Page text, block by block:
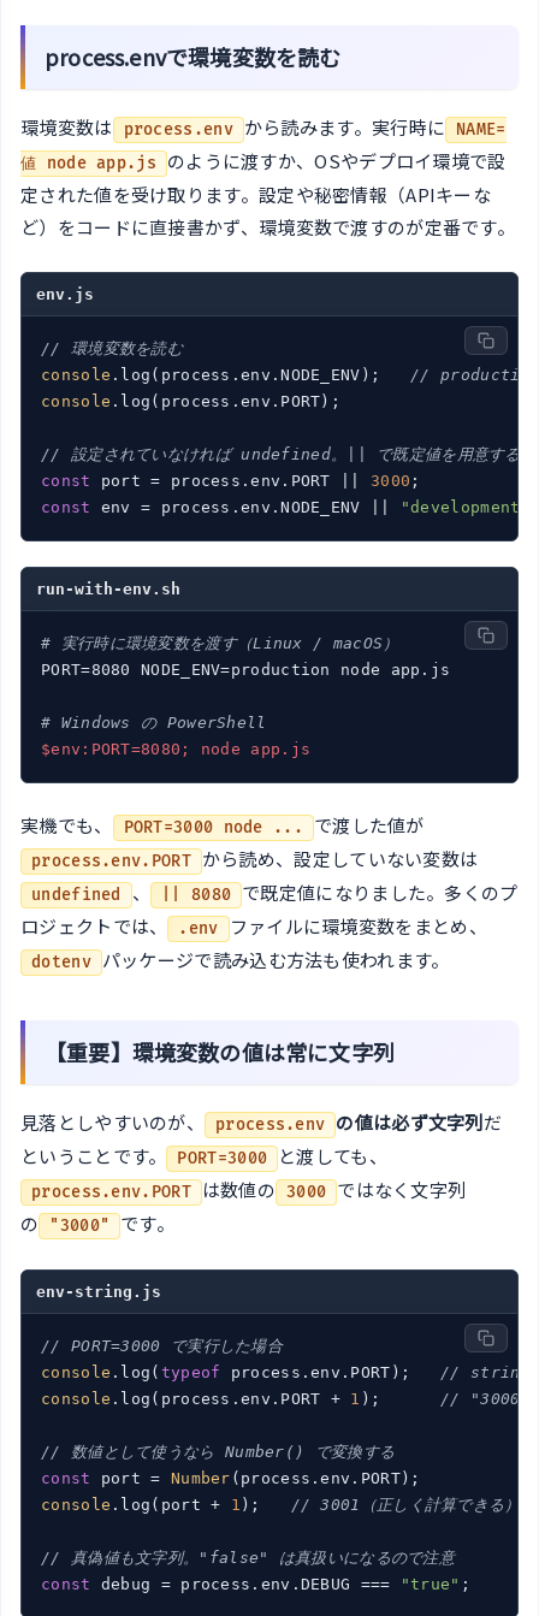
process.envで環境変数を読む
環境変数は process.env から読みます。実行時に
NAME=
値 node app.js
のように渡すか、OSやデプロイ環境で設
定された値を受け取ります。設定や秘密情報（APIキーな
ど）をコードに直接書かず、環境変数で渡すのが定番です。
env.js
// 環境変数を読む
console .log(process.env.NODE_ENV); // production
console .log(process.env.PORT);
// 設定されていなければ undefined。|| で既定値を用意するの
const port = process.env.PORT || 3000
const env = process.env.NODE_ENV || "development"
run-with-env.sh
# 実行時に環境変数を渡す（Linux / macOS）
PORT=8080 NODE_ENV=production node app.js
# Windows の PowerShell
$env:PORT=8080; node app.js
実機でも、 PORT=3000 node ... で渡した値が
process.env.PORT から読め、設定していない変数は
undefined 、 || 8080
で既定値になりました。多くのプ
ロジェクトでは、
.env ファイルに環境変数をまとめ、
dotenv パッケージで読み込む方法も使われます。
【重要】環境変数の値は常に文字列
見落としやすいのが、 process.env の値は必ず文字列だ
ということです。
PORT=3000 と渡しても、
process.env.PORT は数値の 3000
ではなく文字列
の
"3000" です。
env-string.js
// PORT=3000 で実行した場合
console .log( typeof process.env.PORT); // string（
console .log(process.env.PORT + 1 ); // "30001"
// 数値として使うなら Number() で変換する
const port = Number
console .log(port + 1 ); // 3001（正しく計算できる）
// 真偽値も文字列。"false" は真扱いになるので注意
const debug = process.env.DEBUG === "true" ;